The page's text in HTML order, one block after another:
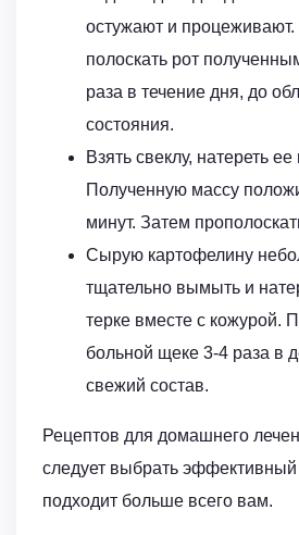
остужают и процеживают.
полоскать рот
раза в течение дня, до
состояния.
Взять свеклу, натереть ее
Полученную массу
минут. Затем
Сырую картофелину
тщательно вымыть и
терке вместе с кожурой.
больной щеке 3-4 раза в
свежий состав.
Рецептов для домашнего
следует выбрать
подходит больше всего вам.